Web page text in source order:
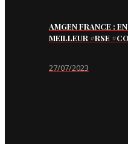
AMGEN FRANCE :
MEILLEUR #RSE
27/07/2023